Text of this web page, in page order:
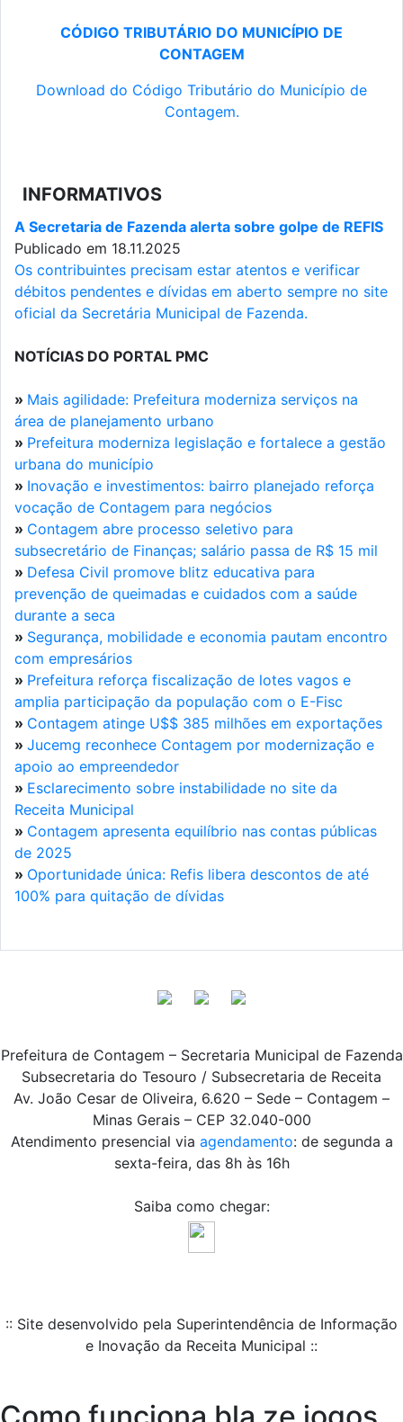
CÓDIGO TRIBUTÁRIO DO MUNICÍPIO DE
CONTAGEM
Download do Código Tributário do Município de
Contagem.
INFORMATIVOS
A Secretaria de Fazenda alerta sobre golpe de REFIS
Publicado em 18.11.2025
Os contribuintes precisam estar atentos e verificar
débitos pendentes e dívidas em aberto sempre no site
oficial da Secretária Municipal de Fazenda.
NOTÍCIAS DO PORTAL PMC
» Mais agilidade: Prefeitura moderniza serviços na
área de planejamento urbano
» Prefeitura moderniza legislação e fortalece a gestão
urbana do município
» Inovação e investimentos: bairro planejado reforça
vocação de Contagem para negócios
» Contagem abre processo seletivo para
subsecretário de Finanças; salário passa de R$ 15 mil
» Defesa Civil promove blitz educativa para
prevenção de queimadas e cuidados com a saúde
durante a seca
» Segurança, mobilidade e economia pautam encontro
com empresários
» Prefeitura reforça fiscalização de lotes vagos e
amplia participação da população com o E-Fisc
» Contagem atinge U$$ 385 milhões em exportações
» Jucemg reconhece Contagem por modernização e
apoio ao empreendedor
» Esclarecimento sobre instabilidade no site da
Receita Municipal
» Contagem apresenta equilíbrio nas contas públicas
de 2025
» Oportunidade única: Refis libera descontos de até
100% para quitação de dívidas
Prefeitura de Contagem – Secretaria Municipal de Fazenda
Subsecretaria do Tesouro / Subsecretaria de Receita
Av. João Cesar de Oliveira, 6.620 – Sede – Contagem –
Minas Gerais – CEP 32.040-000
Atendimento presencial via agendamento: de segunda a
sexta-feira, das 8h às 16h
Saiba como chegar:
:: Site desenvolvido pela Superintendência de Informação
e Inovação da Receita Municipal ::